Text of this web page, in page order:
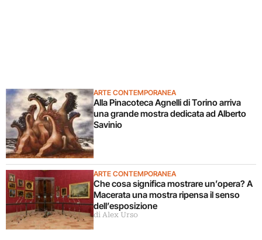
ARTE CONTEMPORANEA
Alla Pinacoteca Agnelli di Torino arriva
una grande mostra dedicata ad Alberto
Savinio
ARTE CONTEMPORANEA
Che cosa significa mostrare un’opera? A
Macerata una mostra ripensa il senso
dell’esposizione
di Alex Urso